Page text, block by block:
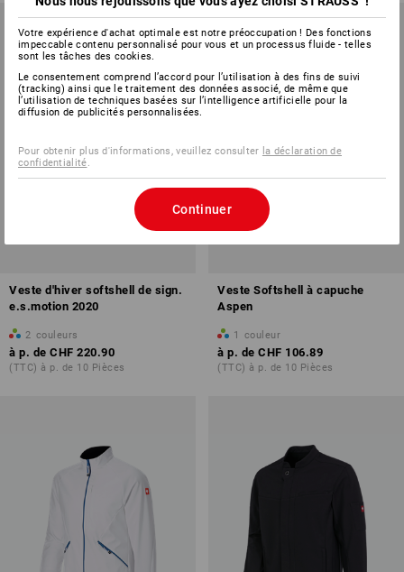
Veste d'hiver softshell de sign.
e.s.motion 2020
2 couleurs
à p. de CHF 220.90
(TTC) à p. de 10 Pièces
Veste Softshell à capuche
Aspen
1 couleur
à p. de CHF 106.89
(TTC) à p. de 10 Pièces
Votre expérience d'achat optimale est notre préoccupation ! Des fonctions
impeccable contenu personnalisé pour vous et un processus fluide - telles
sont les tâches des cookies.
Le consentement comprend l’accord pour l’utilisation à des fins de suivi
(tracking) ainsi que le traitement des données associé, de même que
l’utilisation de techniques basées sur l’intelligence artificielle pour la
diffusion de publicités personnalisées.
Pour obtenir plus d'informations, veuillez consulter la déclaration de
confidentialité.
Continuer